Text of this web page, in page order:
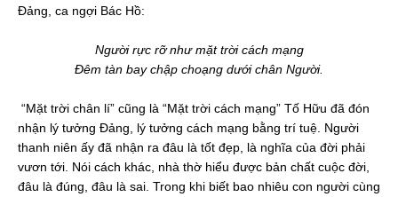
Đảng, ca ngợi Bác Hồ:
Người rực rỡ như mặt trời cách mạng
Đêm tàn bay chập choạng dưới chân Người.
“Mặt trời chân lí” cũng là “Mặt trời cách mạng” Tố Hữu đã đón
nhận lý tưởng Đảng, lý tưởng cách mạng bằng trí tuệ. Người
thanh niên ấy đã nhận ra đâu là tốt đẹp, là nghĩa của đời phải
vươn tới. Nói cách khác, nhà thờ hiểu được bản chất cuộc đời,
đâu là đúng, đâu là sai. Trong khi biết bao nhiêu con người cùng